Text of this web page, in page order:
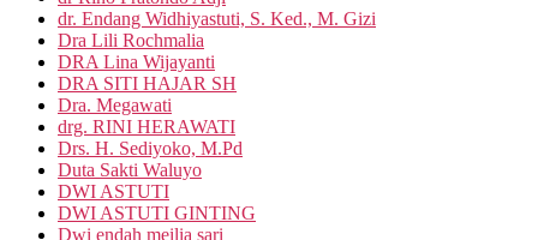
dr. Endang Widhiyastuti, S. Ked., M. Gizi
Dra Lili Rochmalia
DRA Lina Wijayanti
DRA SITI HAJAR SH
Dra. Megawati
drg. RINI HERAWATI
Drs. H. Sediyoko, M.Pd
Duta Sakti Waluyo
DWI ASTUTI
DWI ASTUTI GINTING
Dwi endah meilia sari